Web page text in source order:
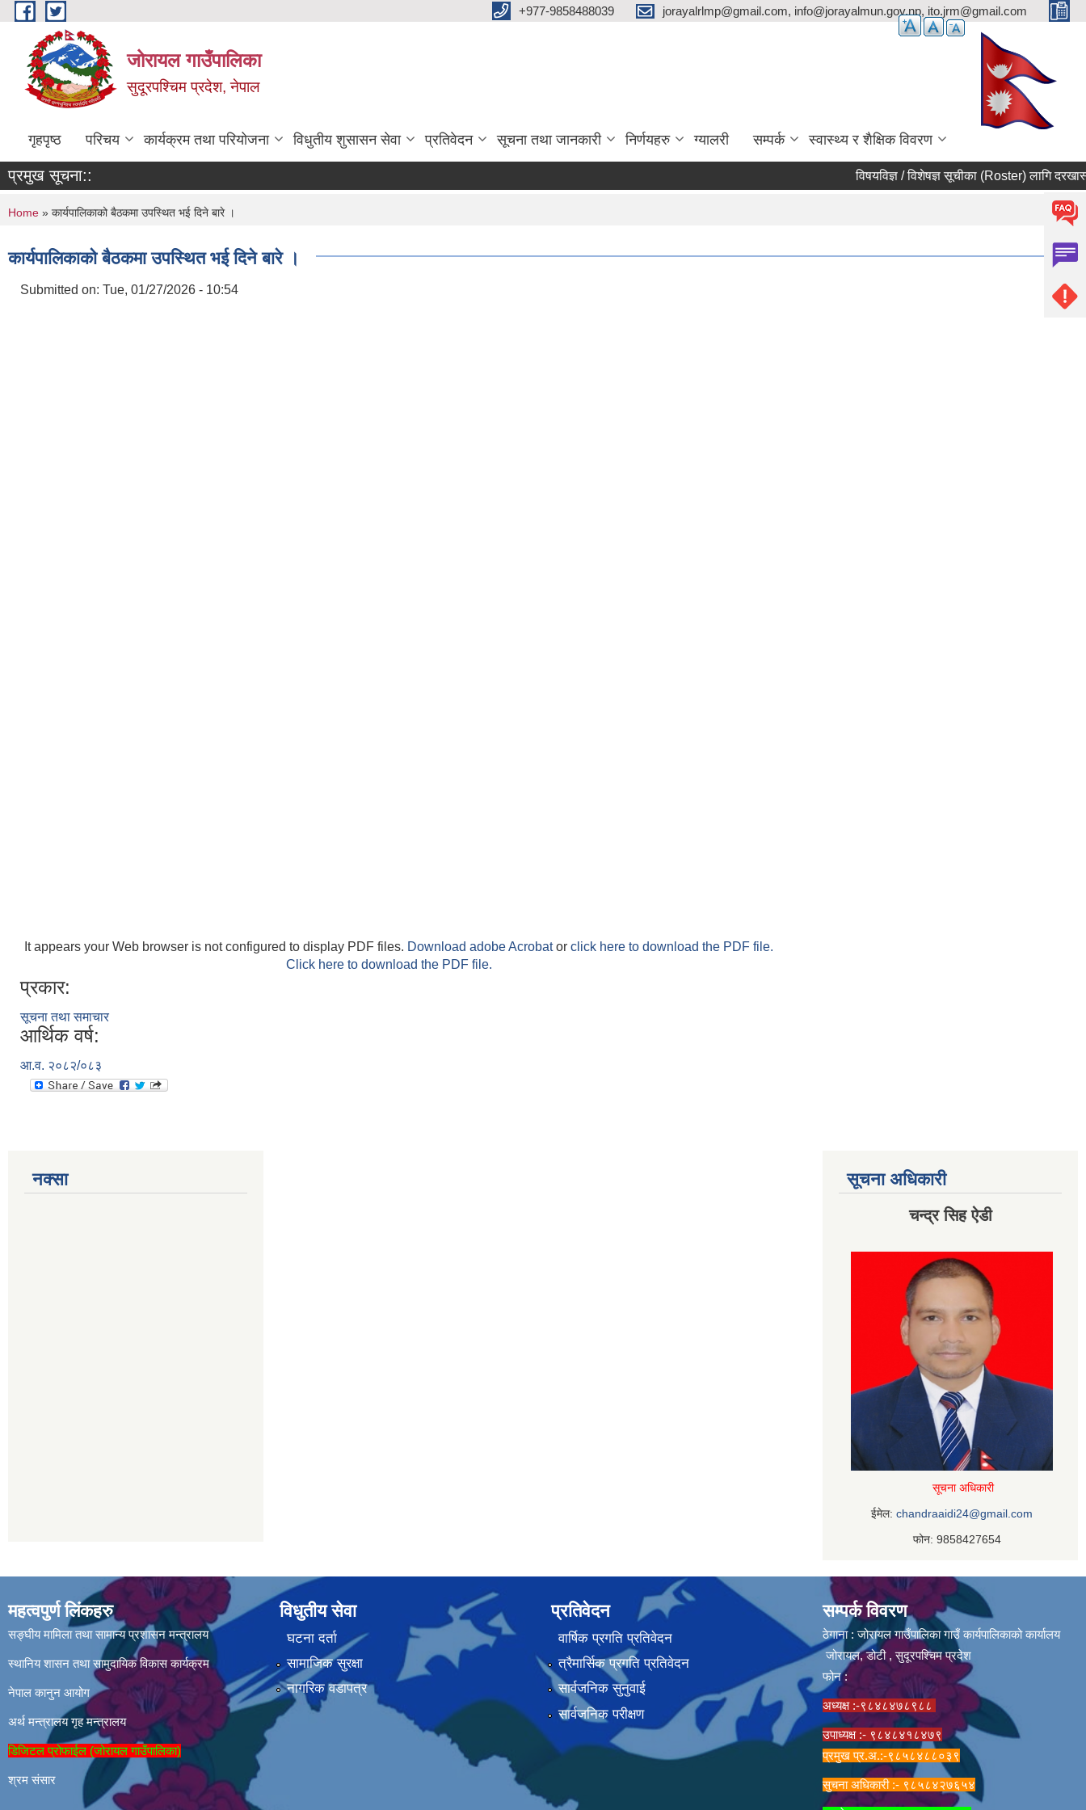
Skip to main content ‌+977-9858488039 jorayalrlmp@gmail.com, info@jorayalmun.gov.np, ito.jrm@gmail.com
जोरायल गाउँपालिका
सुदूरपश्चिम प्रदेश, नेपाल
गृहपृष्ठ परिचय कार्यक्रम तथा परियोजना विधुतीय शुसासन सेवा प्रतिवेदन सूचना तथा जानकारी निर्णयहरु ग्यालरी सम्पर्क स्वास्थ्य र शैक्षिक विवरण
प्रमुख सूचना:: विषयविज्ञ / विशेषज्ञ सूचीका (Roster) लागि दरखास्त
You are here
Home » कार्यपालिकाको बैठकमा उपस्थित भई दिने बारे ।
कार्यपालिकाको बैठकमा उपस्थित भई दिने बारे ।
Submitted on: Tue, 01/27/2026 - 10:54
It appears your Web browser is not configured to display PDF files. Download adobe Acrobator click here to download the PDF file.
Click here to download the PDF file.
प्रकार:
सूचना तथा समाचार
आर्थिक वर्ष:
आ.व. २०८२/०८३
नक्सा सूचना अधिकारी
चन्द्र सिह ऐडी
सूचना अधिकारी
ईमेल: chandraaidi24@gmail.com
फोन: 9858427654
महत्वपुर्ण लिंकहरु
सङ्घीय मामिला तथा सामान्य प्रशासन मन्त्रालय
स्थानिय शासन तथा सामुदायिक विकास कार्यक्रम
नेपाल कानुन आयोग
अर्थ मन्त्रालय गृह मन्त्रालय
डिजिटल प्रोफाईल (जोरायल गाउँपालिका)
श्रम संसार
विधुतीय सेवा
घटना दर्ता
सामाजिक सुरक्षा
नागरिक वडापत्र
प्रतिवेदन
वार्षिक प्रगति प्रतिवेदन
त्रैमार्सिक प्रगति प्रतिवेदन
सार्वजनिक सुनुवाई
सार्वजनिक परीक्षण
सम्पर्क विवरण
ठेगाना : जोरायल गाउँपालिका गाउँ कार्यपालिकाको कार्यालय
जोरायल, डोटी , सुदूरपश्चिम प्रदेश
फोन :
अध्यक्ष :-९८४८४७८९८८
उपाध्यक्ष :- ९८४८४१८४७९
प्रमुख प्र.अ.:-९८५८४८८०३९
सुचना अधिकारी :- ९८५८४२७६५४